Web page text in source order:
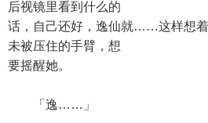
后视镜里看到什么的
话，自己还好，逸仙就……这样想
未被压住的手臂，想
要摇醒她。
「逸……」